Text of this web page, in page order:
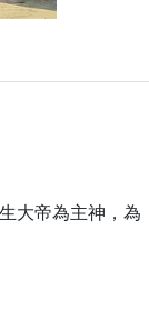
】丙午年中元
玄天宮】農曆七
公廟)】虎爺元帥
編加入我們LINE
大帝為主神，